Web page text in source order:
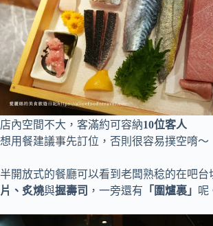
店內空間不大，客滿約可容納10位客人
想用餐建議事先訂位，否則很容易撲空唷～
半開放式的餐廳可以看到老闆熟稔的在吧台
片、炙燒與握壽司 ，一旁還有 「圍爐裏」 呢